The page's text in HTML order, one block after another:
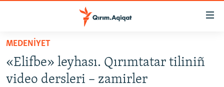
Esas
qaytmaq
Baş
HABERLER
SİYASET
MEDENİYET
«Elifbe» leyhası. Qırımtatar tiliniñ
video dersleri – zamirler